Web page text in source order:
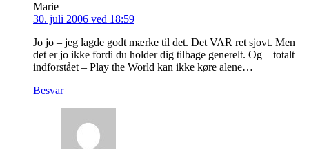
Marie
30. juli 2006 ved 18:59
Jo jo – jeg lagde godt mærke til det. Det VAR ret sjovt. Men
det er jo ikke fordi du holder dig tilbage generelt. Og – totalt
indforstået – Play the World kan ikke køre alene…
Besvar